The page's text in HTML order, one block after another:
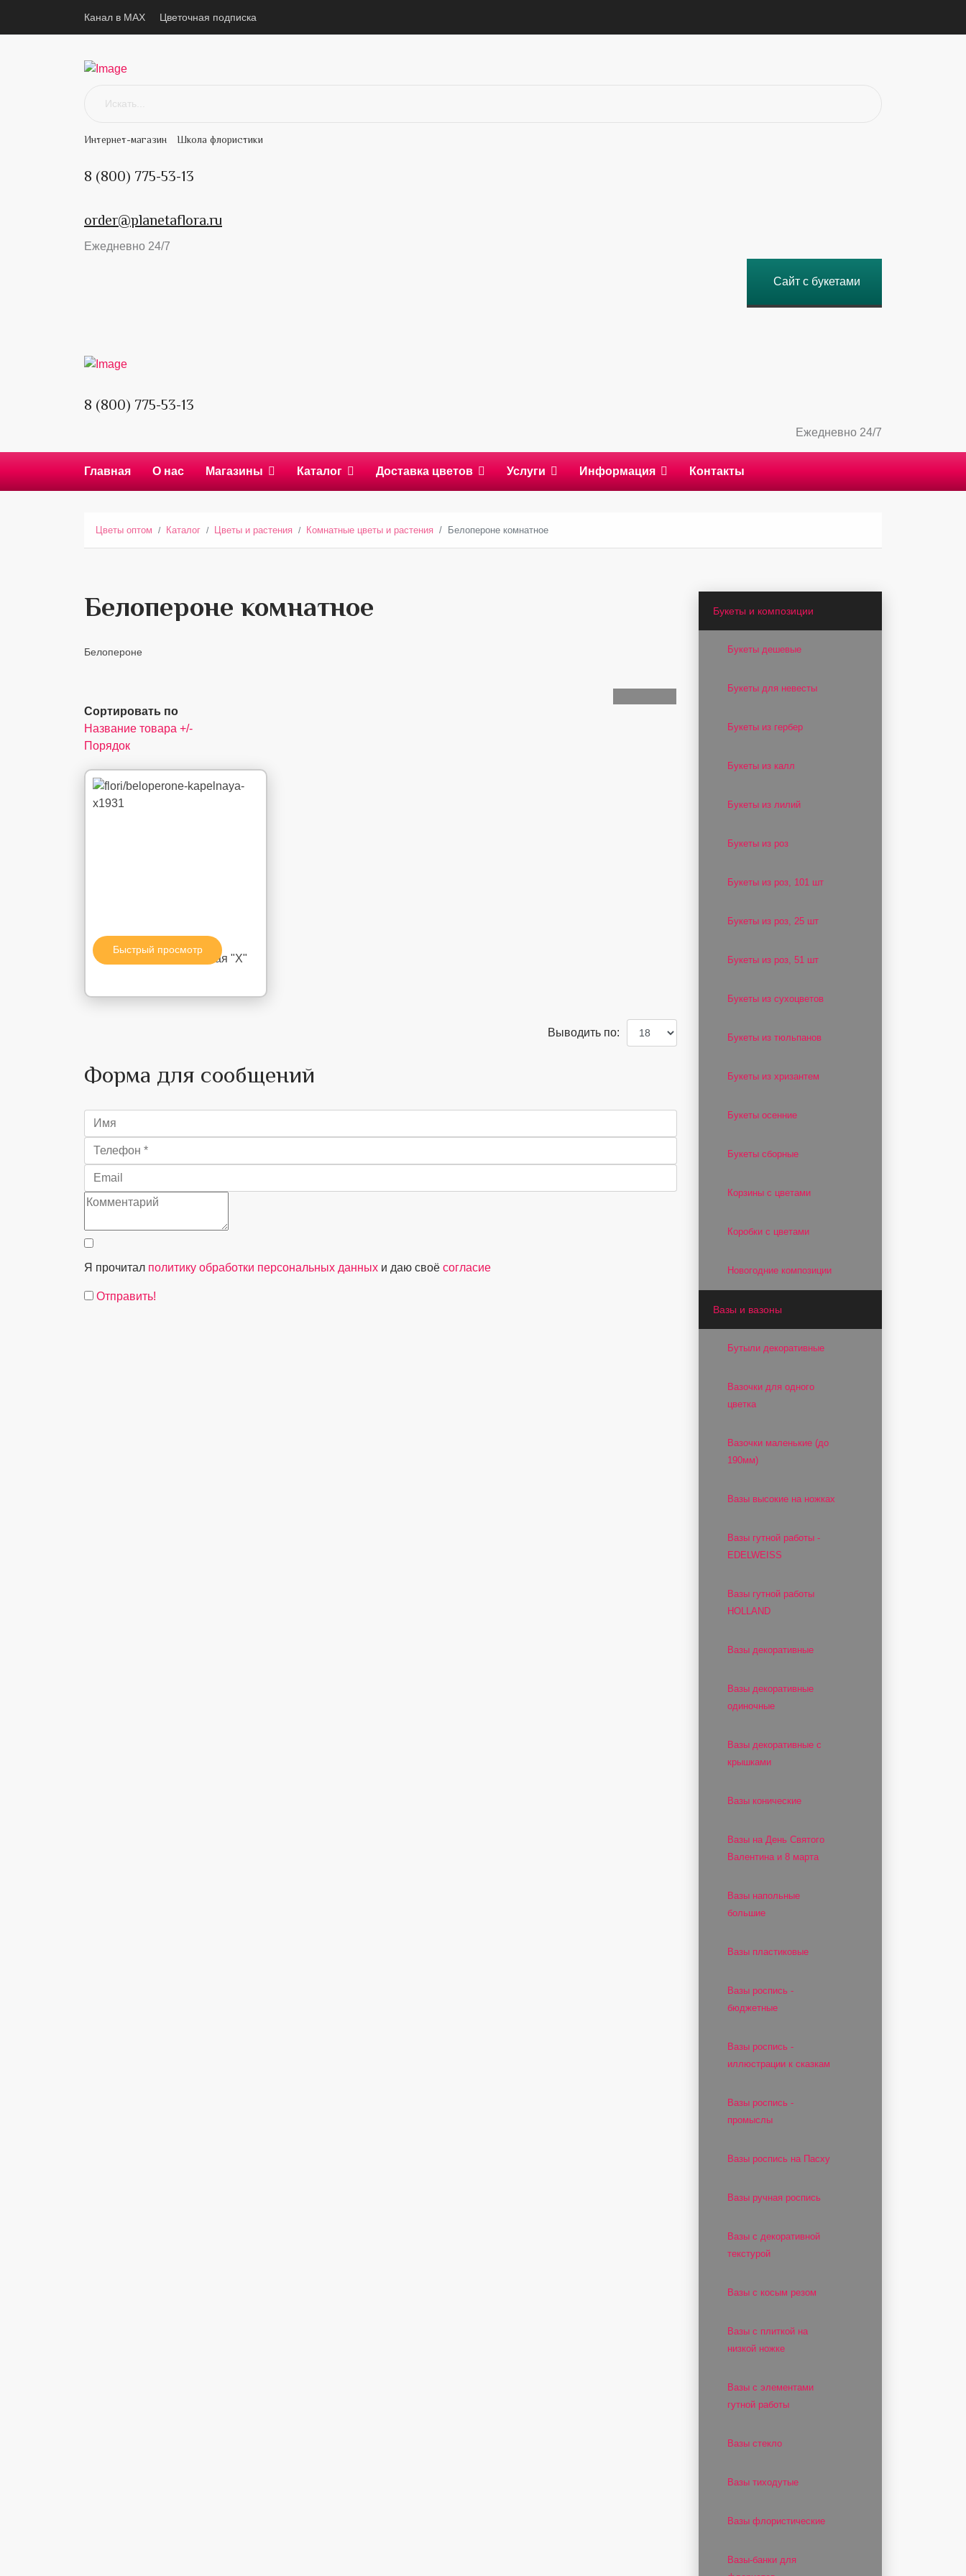
Канал в MAX Цветочная подписка
Интернет-магазин Школа флористики
8 (800) 775-53-13
order@planetaflora.ru
Ежедневно 24/7
Сайт с букетами
8 (800) 775-53-13
Ежедневно 24/7
Главная О нас Магазины Каталог Доставка цветов Услуги Информация Контакты
Цветы оптом Каталог Цветы и растения Комнатные цветы и растения Белопероне комнатное
Белопероне комнатное
Белопероне
Сортировать по
Название товара +/-
Порядок
Быстрый просмотр
Белопероне капельная "X"
Выводить по:
Форма для сообщений
Я прочитал политику обработки персональных данных и даю своё согласие
Отправить!
Букеты и композиции
Букеты дешевые
Букеты для невесты
Букеты из гербер
Букеты из калл
Букеты из лилий
Букеты из роз
Букеты из роз, 101 шт
Букеты из роз, 25 шт
Букеты из роз, 51 шт
Букеты из сухоцветов
Букеты из тюльпанов
Букеты из хризантем
Букеты осенние
Букеты сборные
Корзины с цветами
Коробки с цветами
Новогодние композиции
Вазы и вазоны
Бутыли декоративные
Вазочки для одного
цветка
Вазочки маленькие (до
190мм)
Вазы высокие на ножках
Вазы гутной работы -
EDELWEISS
Вазы гутной работы
HOLLAND
Вазы декоративные
Вазы декоративные
одиночные
Вазы декоративные с
крышками
Вазы конические
Вазы на День Святого
Валентина и 8 марта
Вазы напольные
большие
Вазы пластиковые
Вазы роспись -
бюджетные
Вазы роспись -
иллюстрации к сказкам
Вазы роспись -
промыслы
Вазы роспись на Пасху
Вазы ручная роспись
Вазы с декоративной
текстурой
Вазы с косым резом
Вазы с плиткой на
низкой ножке
Вазы с элементами
гутной работы
Вазы стекло
Вазы тиходутые
Вазы флористические
Вазы-банки для